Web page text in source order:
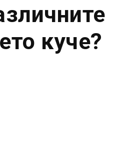
куче?